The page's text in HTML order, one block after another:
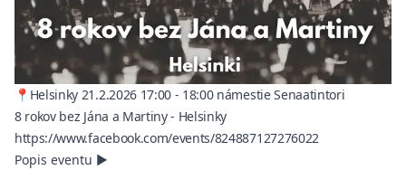
📍Helsinky 21.2.2026 17:00 - 18:00 námestie Senaatintori
8 rokov bez Jána a Martiny - Helsinky
https://www.facebook.com/events/824887127276022(opens in a
Popis eventu ▶